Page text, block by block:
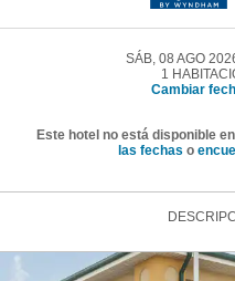
SÁB, 08 AGO
1
Cambiar
Este hotel no está disponible
las fechas o